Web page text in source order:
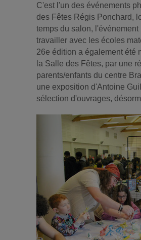
C'est l'un des événements
des Fêtes Régis Ponchard,
temps du salon,
travailler avec les écoles
26e édition a également été
la Salle des Fêtes, par une
parents/enfants du centre
une exposition d'Antoine
sélection d'ouvrages,